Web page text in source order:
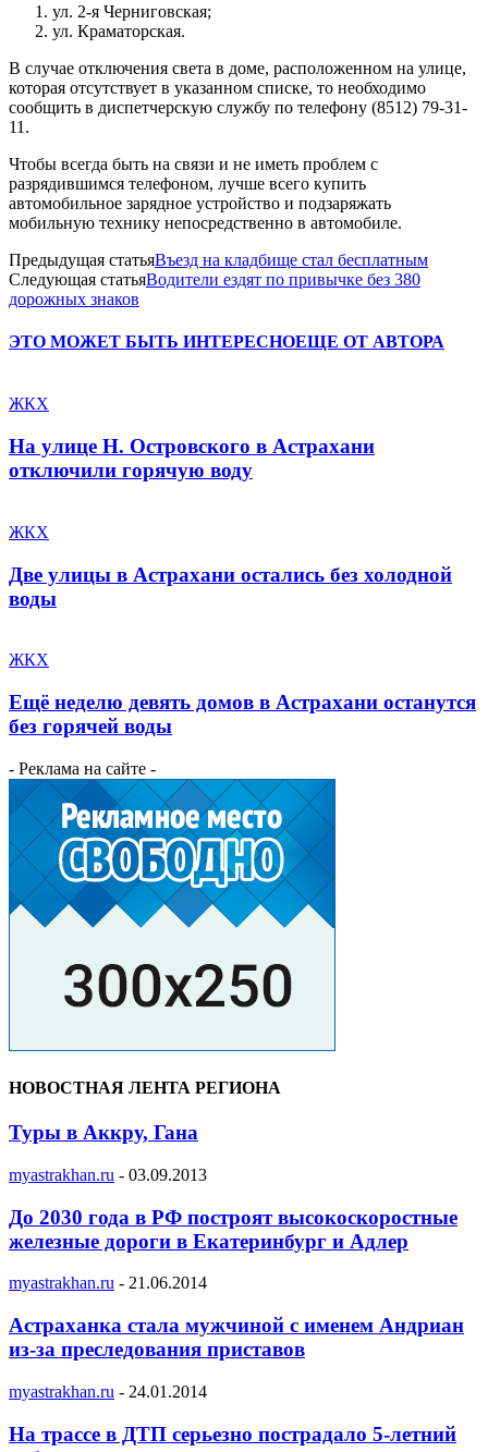
ул. 2-я Черниговская;
ул. Краматорская.
В случае отключения света в доме, расположенном на улице,
которая отсутствует в указанном списке, то необходимо
сообщить в диспетчерскую службу по телефону (8512) 79-31-
11.
Чтобы всегда быть на связи и не иметь проблем с
разрядившимся телефоном, лучше всего купить
автомобильное зарядное устройство и подзаряжать
мобильную технику непосредственно в автомобиле.
Предыдущая статьяВъезд на кладбище стал бесплатным
Следующая статьяВодители ездят по привычке без 380
дорожных знаков
ЭТО МОЖЕТ БЫТЬ ИНТЕРЕСНОЕЩЕ ОТ АВТОРА
ЖКХ
На улице Н. Островского в Астрахани
отключили горячую воду
ЖКХ
Две улицы в Астрахани остались без холодной
воды
ЖКХ
Ещё неделю девять домов в Астрахани останутся
без горячей воды
- Реклама на сайте -
НОВОСТНАЯ ЛЕНТА РЕГИОНА
Туры в Аккру, Гана
myastrakhan.ru - 03.09.2013
До 2030 года в РФ построят высокоскоростные
железные дороги в Екатеринбург и Адлер
myastrakhan.ru - 21.06.2014
Астраханка стала мужчиной с именем Андриан
из-за преследования приставов
myastrakhan.ru - 24.01.2014
На трассе в ДТП серьезно пострадало 5-летний